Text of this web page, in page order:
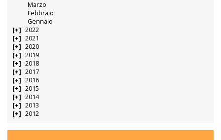
Marzo
Febbraio
Gennaio
2022
2021
2020
2019
2018
2017
2016
2015
2014
2013
2012